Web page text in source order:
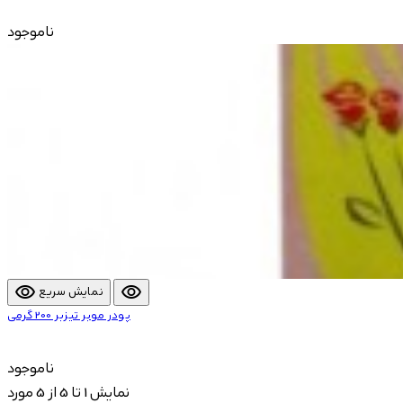
ناموجود
visibility نمایش سریع visibility
پودر موبر تیزبر 200 گرمی
ناموجود
نمایش 1 تا 5 از 5 مورد